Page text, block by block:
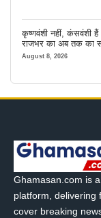
कृष्णवंशी नहीं,
राजभर का अब तक का
August 8, 2026
Ghamasan.com is
platform, delivering
cover breaking